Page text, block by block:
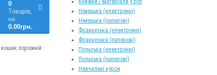
0
Tоварів,
на
0.00грн.
порожній :
Книжки / матеріали у pdf
Німецька (електронні)
Німецька (паперові)
Французька (електронні)
Французька (паперові)
Польська (електронні)
Польська (паперові)
Навчальні курси